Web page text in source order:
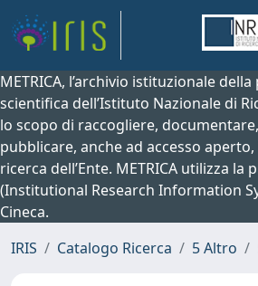
METRICA, l’archivio istituzionale
scientifica dell’Istituto Nazionale di
lo scopo di raccogliere,
pubblicare, anche ad accesso
ricerca dell’Ente. METRICA utilizza la
(Institutional Research Information
Cineca.
IRIS
Catalogo Ricerca 5 Altro